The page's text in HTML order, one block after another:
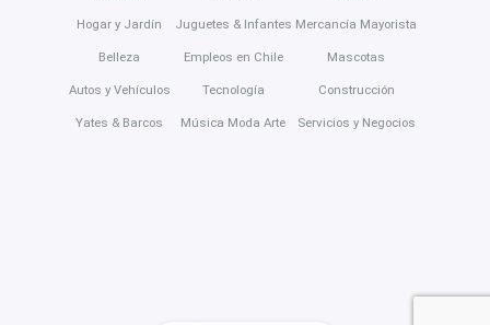
Hogar y Jardín
Belleza
Autos y Vehículos
Yates & Barcos
Juguetes & Infantes
Empleos en Chile
Tecnología
Música Moda Arte
Mercancía Mayorista
Mascotas
Construcción
Servicios y Negocios